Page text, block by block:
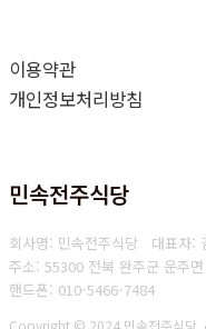
이용약관
개인정보처리방침
민속전주식당
회사명: 민속전주식당 대표자:
주소: 55300 전북 완주군 운주
핸드폰: 010-5466-7484
Copyright © 2024 민속전주식당.